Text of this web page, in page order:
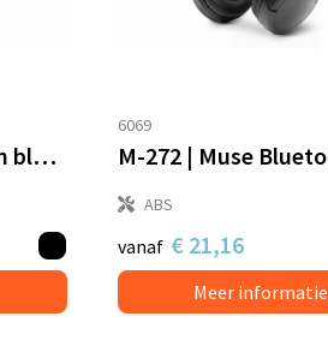
T00247 | Jays x-Seven bluetooth hoofdtelefoon
6069
ABS
vanaf € 21,16
Meer informatie